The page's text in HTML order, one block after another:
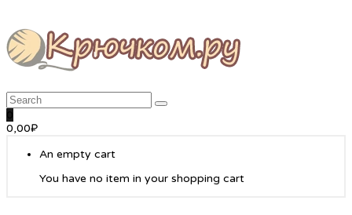
0
0,00₽
An empty cart
You have no item in your shopping cart